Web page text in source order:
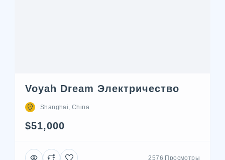
Voyah Dream Электричество
Shanghai, China
$51,000
2576 Просмотры